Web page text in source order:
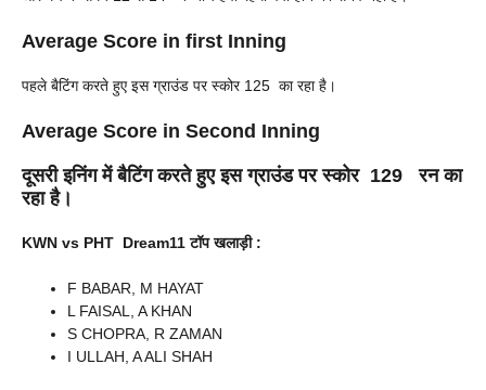
Average Score in first Inning
पहले बैटिंग करते हुए इस ग्राउंड पर स्कोर 125 का रहा है।
Average Score in Second Inning
दूसरी इनिंग में बैटिंग करते हुए इस ग्राउंड पर स्कोर 129 रन का
रहा है।
KWN vs PHT Dream11टॉप खलाड़ी :
F BABAR, M HAYAT
L FAISAL, A KHAN
S CHOPRA, R ZAMAN
I ULLAH, A ALI SHAH